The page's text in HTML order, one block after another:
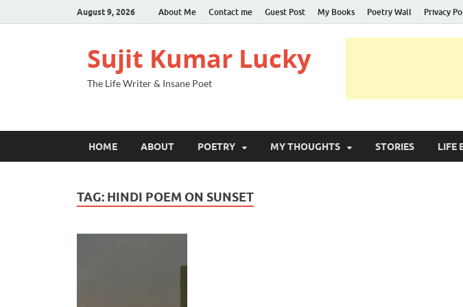
August 9, 2026 About Me Contact me Guest Post My Books Poetry Wall Privacy
Sujit Kumar Lucky
The Life Writer & Insane Poet
HOME ABOUT POETRY MY THOUGHTS STORIES LIFE
TAG: HINDI POEM ON SUNSET